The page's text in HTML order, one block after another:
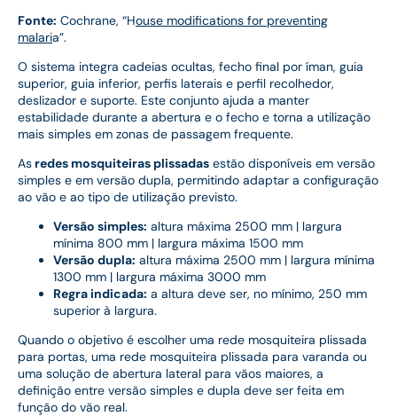
Fonte: Cochrane, “House modifications for preventing
malaria”.
O sistema integra cadeias ocultas, fecho final por íman, guia
superior, guia inferior, perfis laterais e perfil recolhedor,
deslizador e suporte. Este conjunto ajuda a manter
estabilidade durante a abertura e o fecho e torna a utilização
mais simples em zonas de passagem frequente.
As redes mosquiteiras plissadas estão disponíveis em versão
simples e em versão dupla, permitindo adaptar a configuração
ao vão e ao tipo de utilização previsto.
Versão simples: altura máxima 2500 mm | largura
mínima 800 mm | largura máxima 1500 mm
Versão dupla: altura máxima 2500 mm | largura mínima
1300 mm | largura máxima 3000 mm
Regra indicada: a altura deve ser, no mínimo, 250 mm
superior à largura.
Quando o objetivo é escolher uma rede mosquiteira plissada
para portas, uma rede mosquiteira plissada para varanda ou
uma solução de abertura lateral para vãos maiores, a
definição entre versão simples e dupla deve ser feita em
função do vão real.